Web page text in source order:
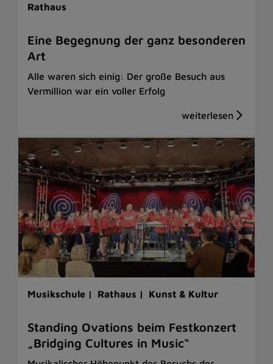
Rathaus
Eine Begegnung der ganz besonderen
Art
Alle waren sich einig: Der große Besuch aus
Vermillion war ein voller Erfolg
Musikschule | Rathaus | Kunst & Kultur
Standing Ovations beim Festkonzert
„Bridging Cultures in Music“